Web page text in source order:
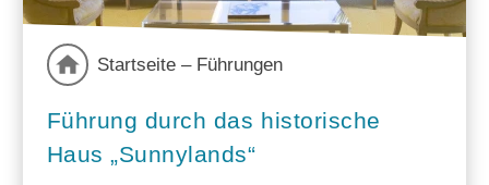
Startseite – Führungen
Führung durch das historische
Haus „Sunnylands“